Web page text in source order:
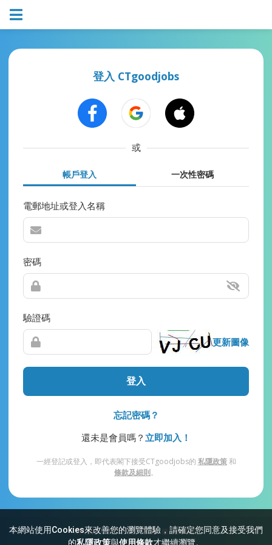
本網站使用Cookies來改善您的瀏覽體驗，請確定您同意及接受我們
的私隱政策與使用條款才繼續瀏覽。
登入 CTgoodjobs
或
帳戶登入 一次性密碼
電郵地址或登入名稱
密碼
驗證碼
更新圖像
登入
忘記密碼？
還未是會員嗎？ 立即加入！
一經登記或登入，即代表閣下接受CTgoodjobs的 私隱政策和
條款及細則。
網站索引 常見問題 私隱 條款及細則